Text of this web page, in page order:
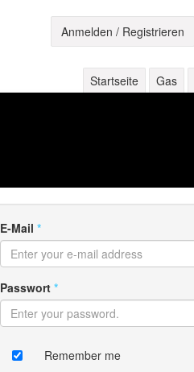
Anmelden / Registrieren
Startseite Gas
E-Mail*
Passwort*
Remember me